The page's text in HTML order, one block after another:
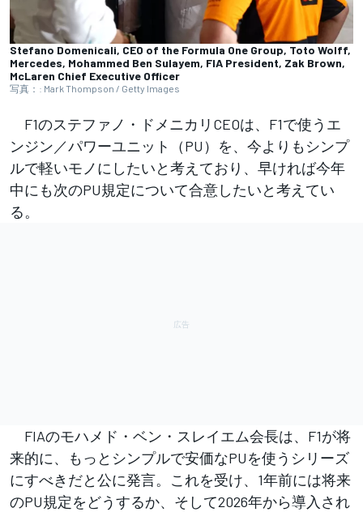
Stefano Domenicali, CEO of the Formula One Group, Toto Wolff,
Mercedes, Mohammed Ben Sulayem, FIA President, Zak Brown,
McLaren Chief Executive Officer
写真：: Mark Thompson / Getty Images
F1のステファノ・ドメニカリCEOは、F1で使うエ
ンジン／パワーユニット（PU）を、今よりもシンプ
ルで軽いモノにしたいと考えており、早ければ今年
中にも次のPU規定について合意したいと考えてい
る。
FIAのモハメド・ベン・スレイエム会長は、F1が将
来的に、もっとシンプルで安価なPUを使うシリーズ
にすべきだと公に発言。これを受け、1年前には将来
のPU規定をどうするか、そして2026年から導入され